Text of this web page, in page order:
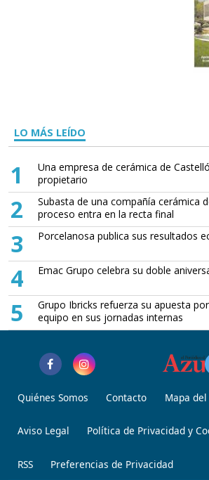
LO MÁS LEÍDO
1
Una empresa de cerámica de
propietario
2
Subasta de una compañía cerámica
proceso entra en la recta final
3 Porcelanosa publica sus resultados
4 Emac Grupo celebra su doble
5
Grupo Ibricks refuerza su apuesta
equipo en sus jornadas internas
Quiénes Somos Contacto Mapa
Aviso Legal Política de Privacidad y
RSS Preferencias de Privacidad